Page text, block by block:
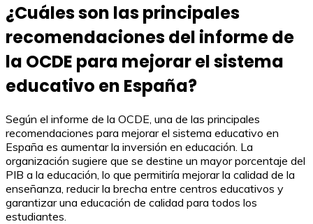
¿Cuáles son las principales
recomendaciones del informe de
la OCDE para mejorar el sistema
educativo en España?
Según el informe de la OCDE, una de las principales
recomendaciones para mejorar el sistema educativo en
España es aumentar la inversión en educación. La
organización sugiere que se destine un mayor porcentaje del
PIB a la educación, lo que permitiría mejorar la calidad de la
enseñanza, reducir la brecha entre centros educativos y
garantizar una educación de calidad para todos los
estudiantes.